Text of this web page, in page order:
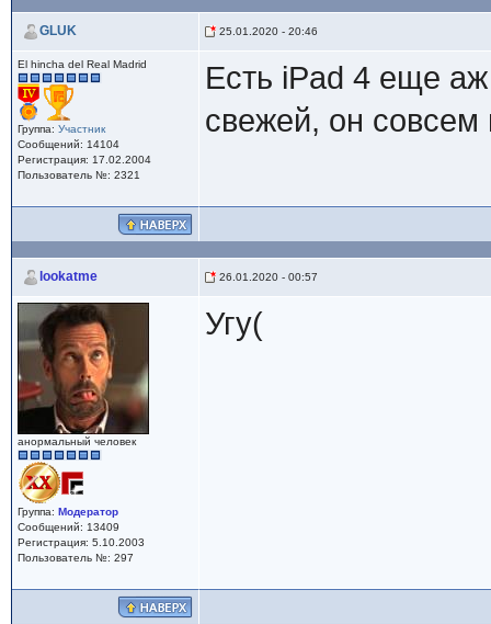
GLUK 25.01.2020 - 20:46
El hincha del Real Madrid
Группа: Участник
Сообщений: 14104
Регистрация: 17.02.2004
Пользователь №: 2321
Есть iPad 4 еще
свежей, он совсем
lookatme 26.01.2020 - 00:57
анормальный человек
Группа: Модератор
Сообщений: 13409
Регистрация: 5.10.2003
Пользователь №: 297
Угу(